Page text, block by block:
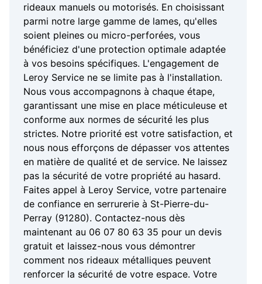
rideaux manuels ou motorisés. En choisissant
parmi notre large gamme de lames, qu'elles
soient pleines ou micro-perforées, vous
bénéficiez d'une protection optimale adaptée
à vos besoins spécifiques. L'engagement de
Leroy Service ne se limite pas à l'installation.
Nous vous accompagnons à chaque étape,
garantissant une mise en place méticuleuse et
conforme aux normes de sécurité les plus
strictes. Notre priorité est votre satisfaction, et
nous nous efforçons de dépasser vos attentes
en matière de qualité et de service. Ne laissez
pas la sécurité de votre propriété au hasard.
Faites appel à Leroy Service, votre partenaire
de confiance en serrurerie à St-Pierre-du-
Perray (91280). Contactez-nous dès
maintenant au 06 07 80 63 35 pour un devis
gratuit et laissez-nous vous démontrer
comment nos rideaux métalliques peuvent
renforcer la sécurité de votre espace. Votre